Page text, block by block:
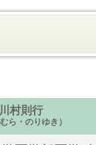
川村則行
むら・のりゆき）